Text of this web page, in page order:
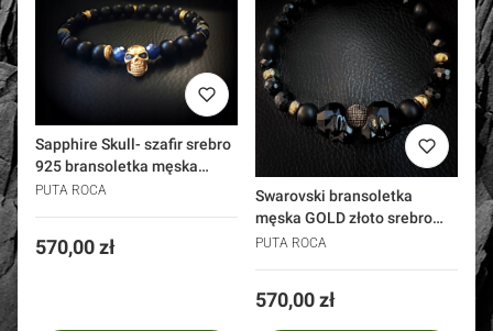
Sapphire Skull- szafir srebro
925 bransoletka męska
onyks czaszka
PUTA ROCA
Cena
570,00 zł
Swarovski bransoletka
męska GOLD złoto srebro
czaszki
PUTA ROCA
Cena
570,00 zł